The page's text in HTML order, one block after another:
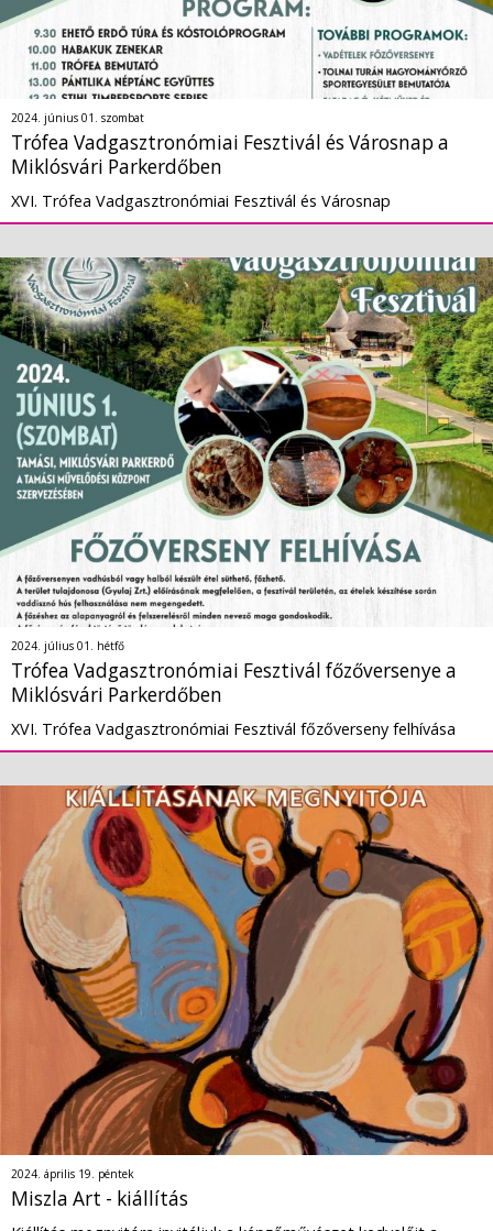
2024. június 01. szombat
Trófea Vadgasztronómiai Fesztivál és Városnap a
Miklósvári Parkerdőben
XVI. Trófea Vadgasztronómiai Fesztivál és Városnap
2024. július 01. hétfő
Trófea Vadgasztronómiai Fesztivál főzőversenye a
Miklósvári Parkerdőben
XVI. Trófea Vadgasztronómiai Fesztivál főzőverseny felhívása
2024. április 19. péntek
Miszla Art - kiállítás